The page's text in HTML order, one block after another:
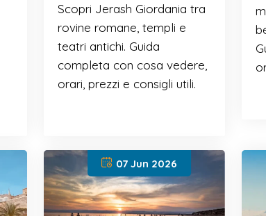
Scopri Jerash Giordania tra
rovine romane, templi e
teatri antichi. Guida
completa con cosa vedere,
orari, prezzi e consigli utili.
07 Jun 2026